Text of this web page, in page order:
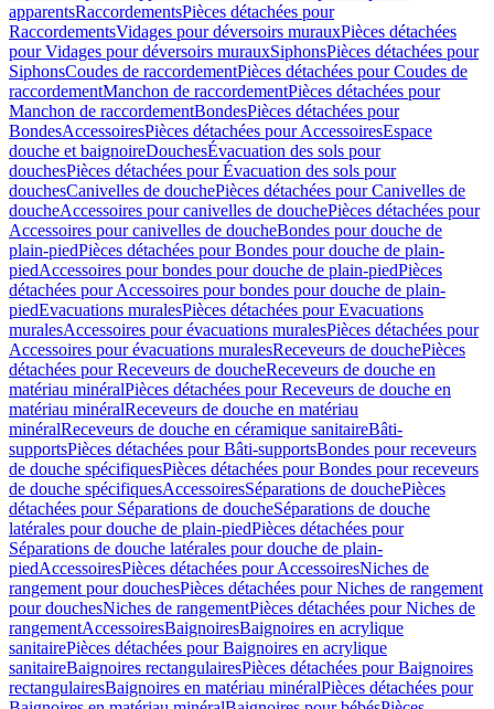
apparentsRaccordementsPièces détachées pour
RaccordementsVidages pour déversoirs murauxPièces détachées
pour Vidages pour déversoirs murauxSiphonsPièces détachées pour
SiphonsCoudes de raccordementPièces détachées pour Coudes de
raccordementManchon de raccordementPièces détachées pour
Manchon de raccordementBondesPièces détachées pour
BondesAccessoiresPièces détachées pour AccessoiresEspace
douche et baignoireDouchesÉvacuation des sols pour
douchesPièces détachées pour Évacuation des sols pour
douchesCanivelles de douchePièces détachées pour Canivelles de
doucheAccessoires pour canivelles de douchePièces détachées pour
Accessoires pour canivelles de doucheBondes pour douche de
plain-piedPièces détachées pour Bondes pour douche de plain-
piedAccessoires pour bondes pour douche de plain-piedPièces
détachées pour Accessoires pour bondes pour douche de plain-
piedEvacuations muralesPièces détachées pour Evacuations
muralesAccessoires pour évacuations muralesPièces détachées pour
Accessoires pour évacuations muralesReceveurs de douchePièces
détachées pour Receveurs de doucheReceveurs de douche en
matériau minéralPièces détachées pour Receveurs de douche en
matériau minéralReceveurs de douche en matériau
minéralReceveurs de douche en céramique sanitaireBâti-
supportsPièces détachées pour Bâti-supportsBondes pour receveurs
de douche spécifiquesPièces détachées pour Bondes pour receveurs
de douche spécifiquesAccessoiresSéparations de douchePièces
détachées pour Séparations de doucheSéparations de douche
latérales pour douche de plain-piedPièces détachées pour
Séparations de douche latérales pour douche de plain-
piedAccessoiresPièces détachées pour AccessoiresNiches de
rangement pour douchesPièces détachées pour Niches de rangement
pour douchesNiches de rangementPièces détachées pour Niches de
rangementAccessoiresBaignoiresBaignoires en acrylique
sanitairePièces détachées pour Baignoires en acrylique
sanitaireBaignoires rectangulairesPièces détachées pour Baignoires
rectangulairesBaignoires en matériau minéralPièces détachées pour